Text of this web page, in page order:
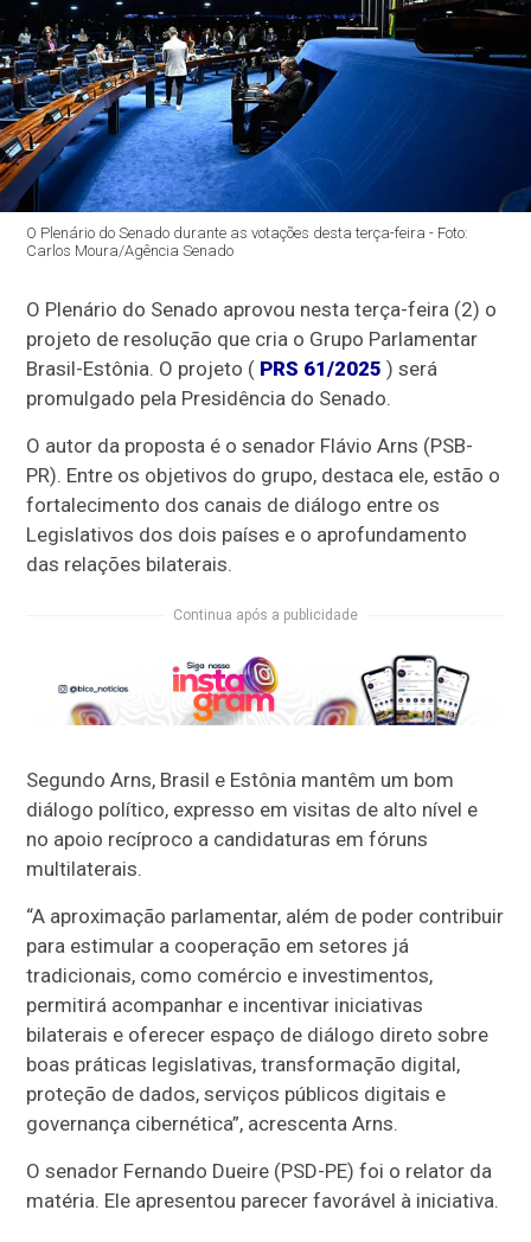
O Plenário do Senado durante as votações desta terça-feira - Foto:
Carlos Moura/Agência Senado
O Plenário do Senado aprovou nesta terça-feira (2) o
projeto de resolução que cria o Grupo Parlamentar
Brasil-Estônia. O projeto ( PRS 61/2025 ) será
promulgado pela Presidência do Senado.
O autor da proposta é o senador Flávio Arns (PSB-
PR). Entre os objetivos do grupo, destaca ele, estão o
fortalecimento dos canais de diálogo entre os
Legislativos dos dois países e o aprofundamento
das relações bilaterais.
Continua após a publicidade
Segundo Arns, Brasil e Estônia mantêm um bom
diálogo político, expresso em visitas de alto nível e
no apoio recíproco a candidaturas em fóruns
multilaterais.
“A aproximação parlamentar, além de poder contribuir
para estimular a cooperação em setores já
tradicionais, como comércio e investimentos,
permitirá acompanhar e incentivar iniciativas
bilaterais e oferecer espaço de diálogo direto sobre
boas práticas legislativas, transformação digital,
proteção de dados, serviços públicos digitais e
governança cibernética”, acrescenta Arns.
O senador Fernando Dueire (PSD-PE) foi o relator da
matéria. Ele apresentou parecer favorável à iniciativa.